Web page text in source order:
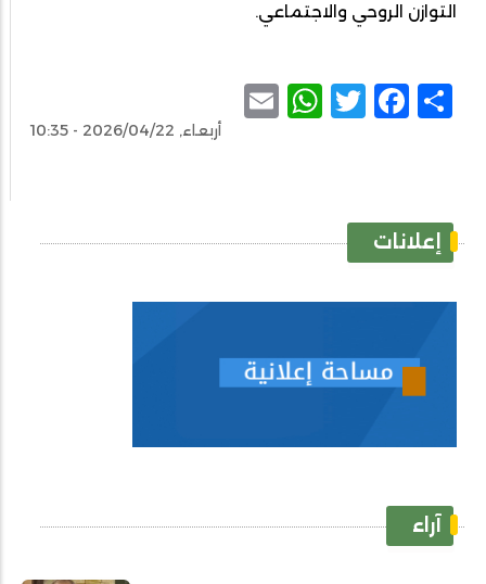
التوازن الروحي والاجتماعي.
Share
Facebook
Twitter
WhatsApp
أربعاء, 2026/04/22 - 10:35
إعلانات
آراء